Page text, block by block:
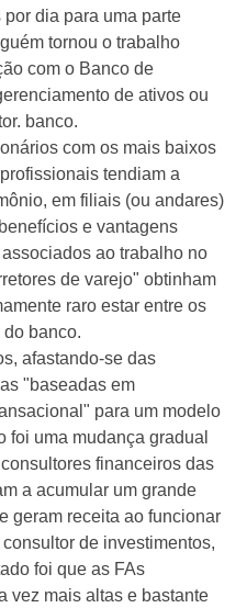
dia para uma parte
tornou o trabalho
com o Banco de
de ativos ou
banco.
com os mais baixos
tendiam a
em filiais (ou andares)
e vantagens
ao trabalho no
de varejo" obtinham
raro estar entre os
banco.
afastando-se das
"baseadas em
para um modelo
foi uma mudança gradual
financeiros das
a acumular um grande
geram receita ao funcionar
de investimentos,
foi que as FAs
vez mais altas e bastante